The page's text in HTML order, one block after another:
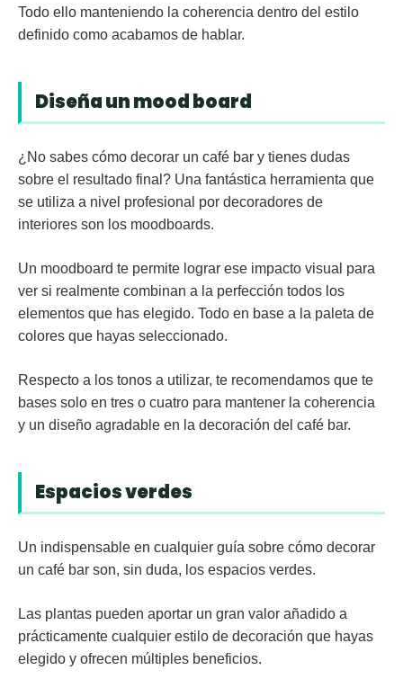
Todo ello manteniendo la coherencia dentro del estilo
definido como acabamos de hablar.
Diseña un mood board
¿No sabes cómo decorar un café bar y tienes dudas
sobre el resultado final? Una fantástica herramienta que
se utiliza a nivel profesional por decoradores de
interiores son los moodboards.
Un moodboard te permite lograr ese impacto visual para
ver si realmente combinan a la perfección todos los
elementos que has elegido. Todo en base a la paleta de
colores que hayas seleccionado.
Respecto a los tonos a utilizar, te recomendamos que te
bases solo en tres o cuatro para mantener la coherencia
y un diseño agradable en la decoración del café bar.
Espacios verdes
Un indispensable en cualquier guía sobre cómo decorar
un café bar son, sin duda, los espacios verdes.
Las plantas pueden aportar un gran valor añadido a
prácticamente cualquier estilo de decoración que hayas
elegido y ofrecen múltiples beneficios.